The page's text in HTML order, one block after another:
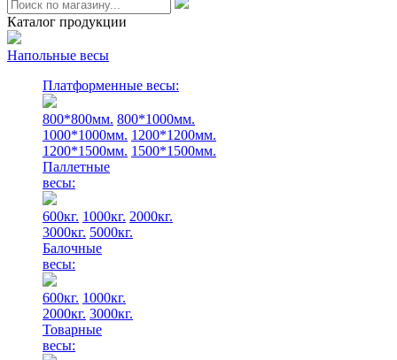
Каталог продукции
Напольные весы
Платформенные весы:
800*800мм. 800*1000мм.
1000*1000мм. 1200*1200мм.
1200*1500мм. 1500*1500мм.
Паллетные
весы:
600кг. 1000кг. 2000кг.
3000кг. 5000кг.
Балочные
весы:
600кг. 1000кг.
2000кг. 3000кг.
Товарные
весы: